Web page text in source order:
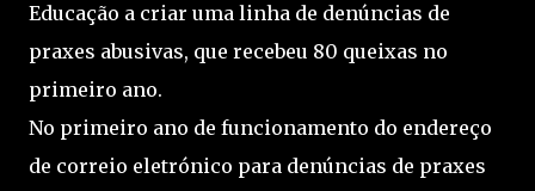
Educação a criar uma linha de denúncias de
praxes abusivas, que recebeu 80 queixas no
primeiro ano.
No primeiro ano de funcionamento do endereço
de correio eletrónico para denúncias de praxes